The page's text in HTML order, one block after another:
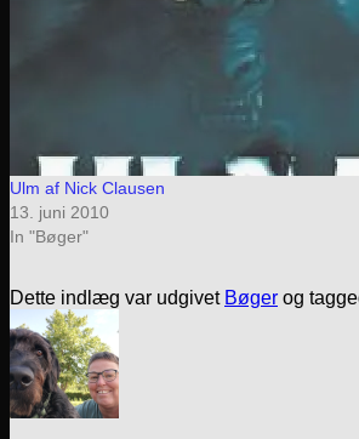
Ulm af Nick Clausen
13. juni 2010
In "Bøger"
Dette indlæg var udgivet Bøger og